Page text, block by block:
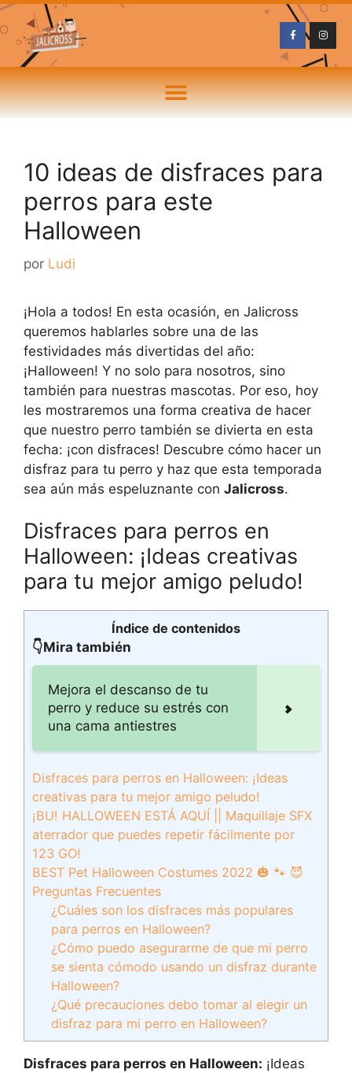
10 ideas de disfraces para
perros para este
Halloween
por Ludi
¡Hola a todos! En esta ocasión, en Jalicross
queremos hablarles sobre una de las
festividades más divertidas del año:
¡Halloween! Y no solo para nosotros, sino
también para nuestras mascotas. Por eso, hoy
les mostraremos una forma creativa de hacer
que nuestro perro también se divierta en esta
fecha: ¡con disfraces! Descubre cómo hacer un
disfraz para tu perro y haz que esta temporada
sea aún más espeluznante con Jalicross.
Disfraces para perros en
Halloween: ¡Ideas creativas
para tu mejor amigo peludo!
Índice de contenidos
👇Mira también
Mejora el descanso de tu
perro y reduce su estrés con
una cama antiestres
Disfraces para perros en Halloween: ¡Ideas
creativas para tu mejor amigo peludo!
¡BU! HALLOWEEN ESTÁ AQUÍ || Maquillaje SFX
aterrador que puedes repetir fácilmente por
123 GO!
BEST Pet Halloween Costumes 2022 🎃 🐾 😈
Preguntas Frecuentes
¿Cuáles son los disfraces más populares
para perros en Halloween?
¿Cómo puedo asegurarme de que mi perro
se sienta cómodo usando un disfraz durante
Halloween?
¿Qué precauciones debo tomar al elegir un
disfraz para mi perro en Halloween?
Disfraces para perros en Halloween: ¡Ideas